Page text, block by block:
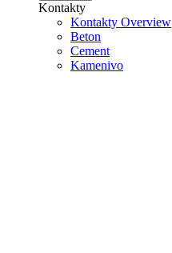
Kontakty
Kontakty Overview
Beton
Cement
Kamenivo